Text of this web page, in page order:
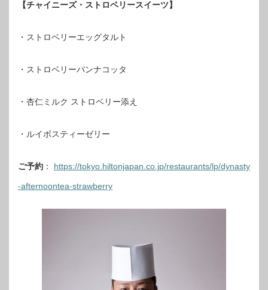
【チャイニーズ・ストロベリースイーツ】
・ストロベリーエッグタルト
・ストロベリーパンナコッタ
・杏仁ミルク ストロベリー添え
・ルイボスティーゼリー
ご予約 ： https://tokyo.hiltonjapan.co.jp/restaurants/lp/dynasty
-afternoontea-strawberry